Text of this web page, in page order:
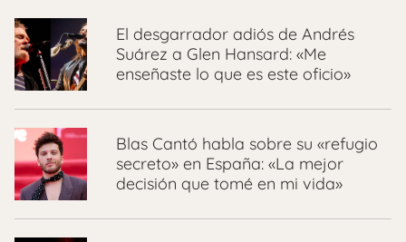
El desgarrador adiós de Andrés
Suárez a Glen Hansard: «Me
enseñaste lo que es este oficio»
Blas Cantó habla sobre su «refugio
secreto» en España: «La mejor
decisión que tomé en mi vida»